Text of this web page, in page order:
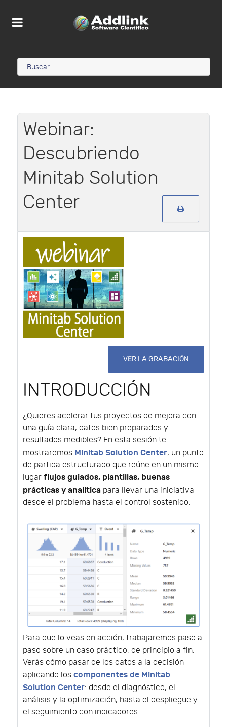
Webinar:
Descubriendo
Minitab Solution
Center
VER LA GRABACIÓN
INTRODUCCIÓN
¿Quieres acelerar tus proyectos de mejora con
una guía clara, datos bien preparados y
resultados medibles? En esta sesión te
mostraremos Minitab Solution Center, un punto
de partida estructurado que reúne en un mismo
lugar flujos guiados, plantillas, buenas
prácticas y analítica para llevar una iniciativa
desde el problema hasta el control sostenido.
Para que lo veas en acción, trabajaremos paso a
paso sobre un caso práctico, de principio a fin.
Verás cómo pasar de los datos a la decisión
aplicando los componentes de Minitab
Solution Center: desde el diagnóstico, el
análisis y la optimización, hasta el despliegue y
el seguimiento con indicadores.